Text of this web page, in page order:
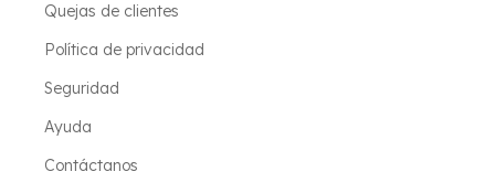
Quejas de clientes
Política de privacidad
Seguridad
Ayuda
Contáctanos